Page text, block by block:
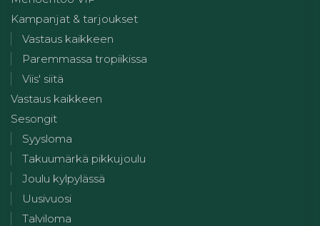
Kampanjat & tarjoukset
Vastaus kaikkeen
Paremmassa tropiikissa
Viis' siitä
Vastaus kaikkeen
Sesongit
Syysloma
Takuumärkä pikkujoulu
Joulu kylpylässä
Uusivuosi
Talviloma